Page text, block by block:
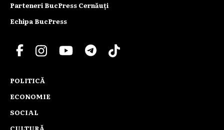
Parteneri BucPress Cernăuți
Echipa BucPress
POLITICĂ
ECONOMIE
SOCIAL